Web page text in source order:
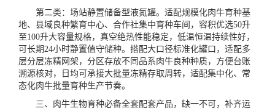
第二类：场站静置储备型液氮罐。适配规模化肉牛育种基
地、县域良种繁育中心、合作社集中育种车间，容积优选50升
至100升大容量规格，真空绝热性能稳定，低温恒温持续性好，
可长期24小时静置值守储种。搭配大口径标准化罐口，适配多
层分层冻精网架，分区存放不同品系肉牛良种种质，方便台账
溯源核对，日均可承接大批量冻精存取周转，适配集中化、常
态化肉牛批量育种生产节奏。
三、肉牛生物育种必备全套配套产品，缺一不可，补齐运